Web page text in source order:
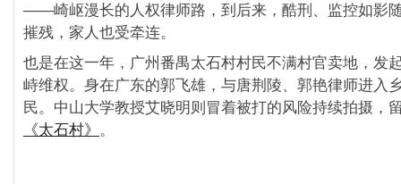
——崎岖漫长的人权律师路，到后来，酷刑、监控如影
摧残，家人也受牵连。
也是在这一年，广州番禺太石村村民不满村官卖地，发
峙维权。身在广东的郭飞雄，与唐荆陵、郭艳律师进入
民。中山大学教授艾晓明则冒着被打的风险持续拍摄，
《太石村》 。